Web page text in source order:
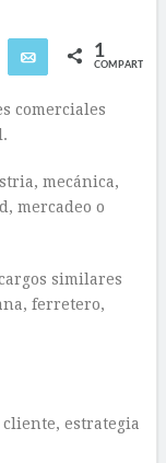
Telegram Email 1
COMPARTIR
comerciales
mecánica,
mercadeo o
similares
ferretero,
estrategia